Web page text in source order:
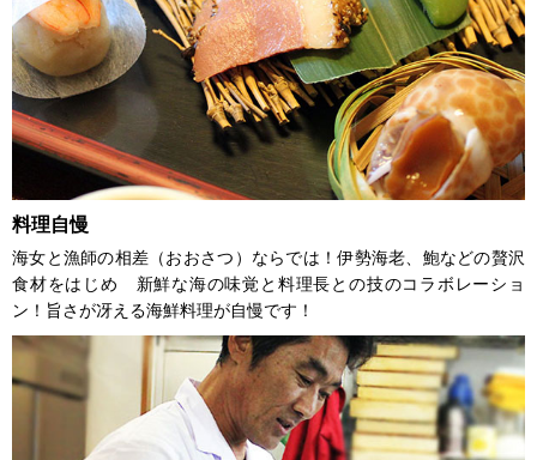
料理自慢
海女と漁師の相差（おおさつ）ならでは！伊勢海老、鮑などの贅沢
食材をはじめ 新鮮な海の味覚と料理長との技のコラボレーショ
ン！旨さが冴える海鮮料理が自慢です！